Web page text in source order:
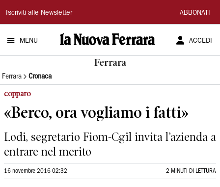
La
Nuova
Ferrara
Iscriviti alle Newsletter ABBONATI
MENU ACCEDI
Ferrara
Ferrara Cronaca
copparo
«Berco, ora vogliamo i fatti»
Lodi, segretario Fiom-Cgil invita l’azienda a
entrare nel merito
16 novembre 2016 02:32 2 MINUTI DI LETTURA